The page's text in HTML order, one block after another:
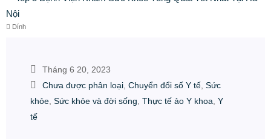
Dính
Tháng 6 20, 2023
Chưa được phân loại Chuyển đổi số Y tế Sức
khỏe Sức khỏe và đời sống Thực tế ảo Y khoa Y
tế